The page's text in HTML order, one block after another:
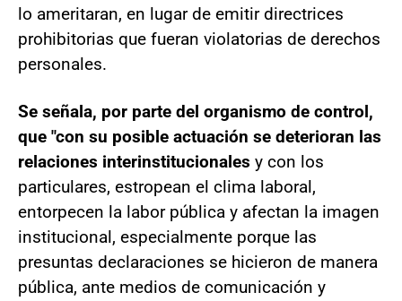
lo ameritaran, en lugar de emitir directrices
prohibitorias que fueran violatorias de derechos
personales.
Se señala, por parte del organismo de control,
que "con su posible actuación se deterioran las
relaciones interinstitucionales y con los
particulares, estropean el clima laboral,
entorpecen la labor pública y afectan la imagen
institucional, especialmente porque las
presuntas declaraciones se hicieron de manera
pública, ante medios de comunicación y